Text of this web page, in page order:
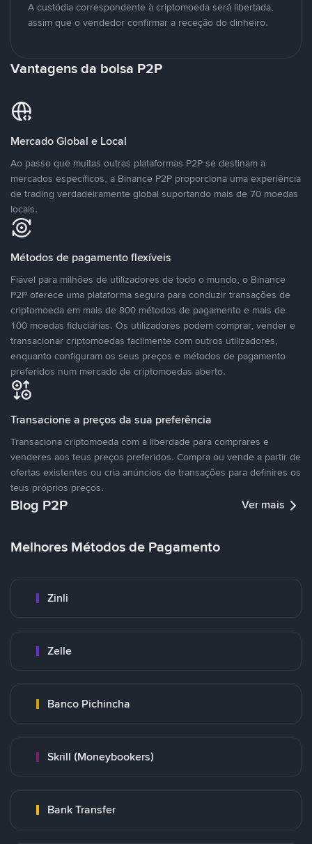
A custódia correspondente à criptomoeda será libertada,
assim que o vendedor confirmar a receção do dinheiro.
Vantagens da bolsa P2P
Mercado Global e Local
Ao passo que muitas outras plataformas P2P se destinam a
mercados específicos, a Binance P2P proporciona uma experiência
de trading verdadeiramente global suportando mais de 70 moedas
locais.
Métodos de pagamento flexíveis
Fiável para milhões de utilizadores de todo o mundo, o Binance
P2P oferece uma plataforma segura para conduzir transações de
criptomoeda em mais de 800 métodos de pagamento e mais de
100 moedas fiduciárias. Os utilizadores podem comprar, vender e
transacionar criptomoedas facilmente com outros utilizadores,
enquanto configuram os seus preços e métodos de pagamento
preferidos num mercado de criptomoedas aberto.
Transacione a preços da sua preferência
Transaciona criptomoeda com a liberdade para comprares e
venderes aos teus preços preferidos. Compra ou vende a partir de
ofertas existentes ou cria anúncios de transações para definires os
teus próprios preços.
Blog P2P Ver mais
Melhores Métodos de Pagamento
Zinli
Zelle
Banco Pichincha
Skrill (Moneybookers)
Bank Transfer